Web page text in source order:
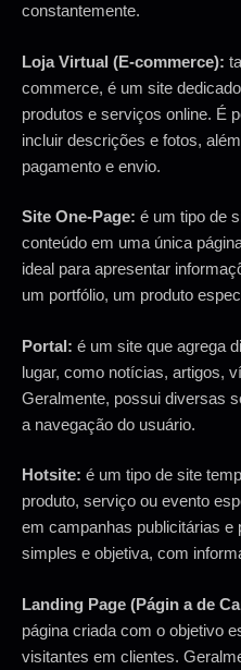
constantemente.
Loja Virtual (E-commerce):
commerce, é um site
produtos e serviços online. É
incluir descrições e fotos,
pagamento e envio.
Site One-Page: é um tipo de
conteúdo em uma única
ideal para apresentar
um portfólio, um produto
Portal: é um site que agrega
lugar, como notícias, artigos,
Geralmente, possui diversas
a navegação do usuário.
Hotsite: é um tipo de site
produto, serviço ou evento
em campanhas publicitárias e
simples e objetiva, com
Landing Page (Págin a de
página criada com o objetivo
visitantes em clientes.